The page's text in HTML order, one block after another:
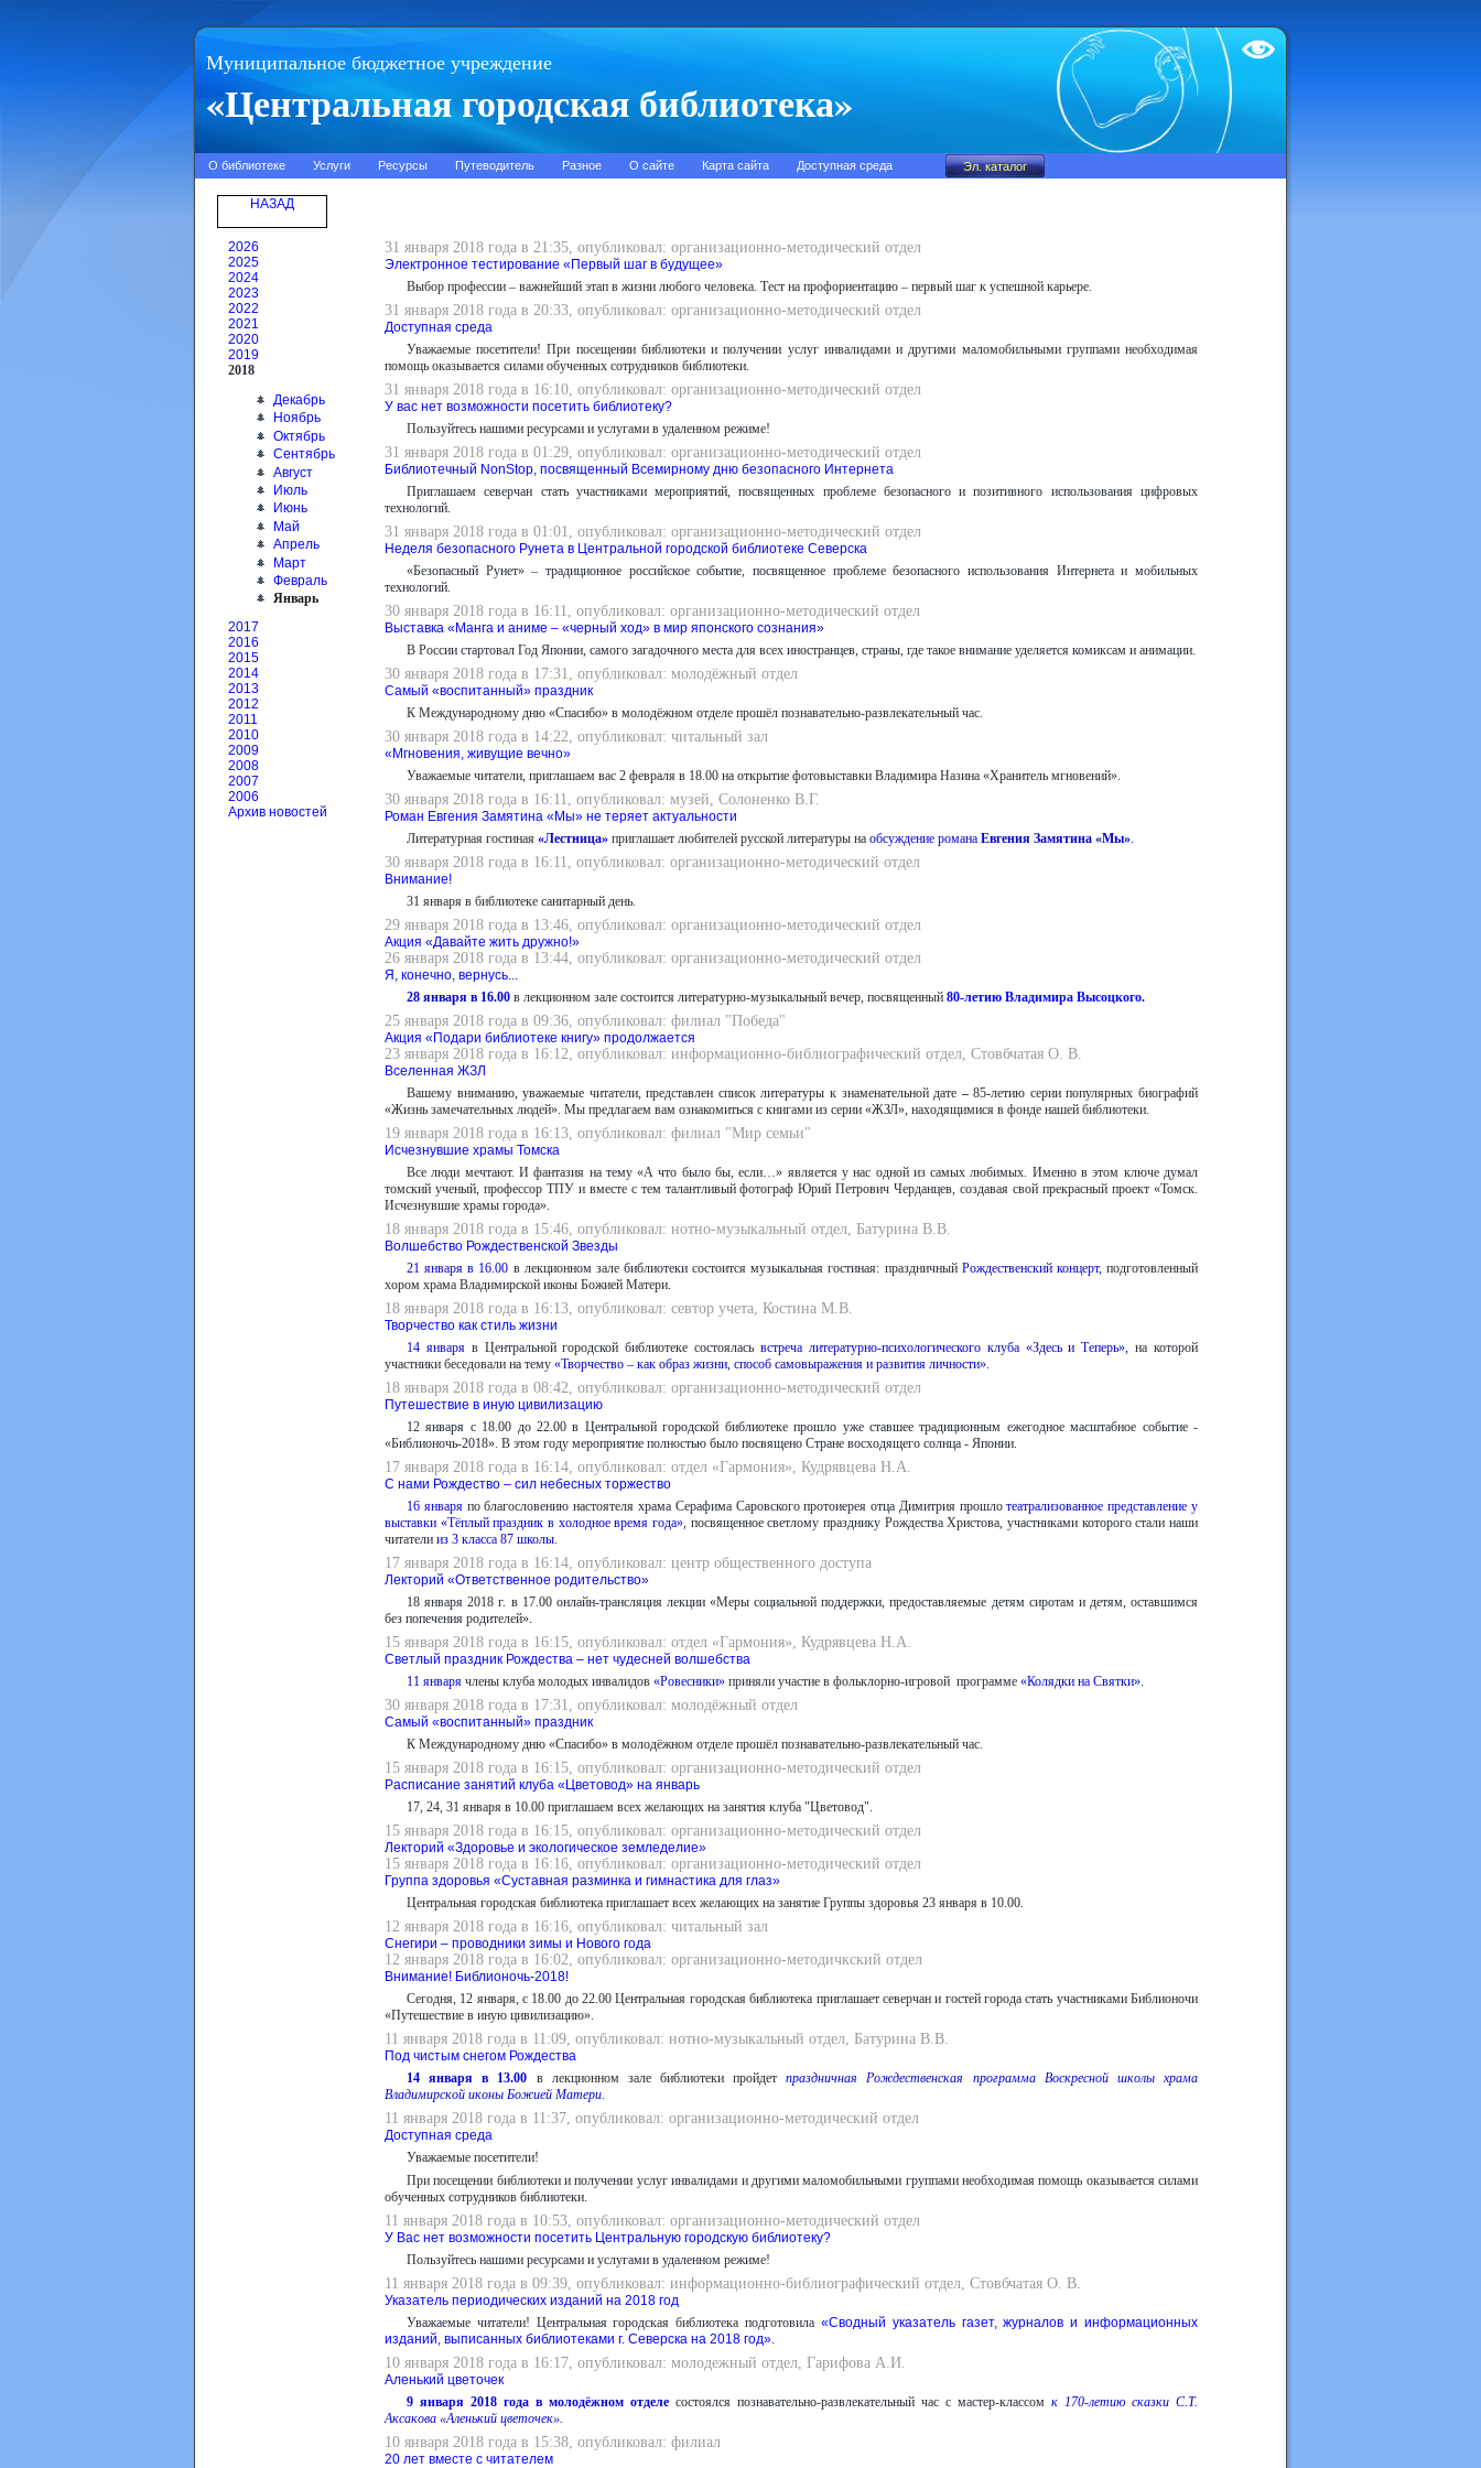
Муниципальное бюджетное учреждение
«Центральная городская библиотека»
Test
О библиотеке Услуги Ресурсы Путеводитель Разное О сайте Карта сайта Доступная среда
НАЗАД
2026
2025
2024
2023
2022
2021
2020
2019
2018
Декабрь
Ноябрь
Октябрь
Сентябрь
Август
Июль
Июнь
Май
Апрель
Март
Февраль
Январь
2017
2016
2015
2014
2013
2012
2011
2010
2009
2008
2007
2006
Архив новостей
31 января 2018 года в 21:35, опубликовал: организационно-методический отдел
Электронное тестирование «Первый шаг в будущее»
Выбор профессии – важнейший этап в жизни любого человека. Тест на профориентацию – первый шаг к успешной карьере.
31 января 2018 года в 20:33, опубликовал: организационно-методический отдел
Доступная среда
Уважаемые посетители! При посещении библиотеки и получении услуг инвалидами и другими маломобильными группами необходимая
помощь оказывается силами обученных сотрудников библиотеки.
31 января 2018 года в 16:10, опубликовал: организационно-методический отдел
У вас нет возможности посетить библиотеку?
Пользуйтесь нашими ресурсами и услугами в удаленном режиме!
31 января 2018 года в 01:29, опубликовал: организационно-методический отдел
Библиотечный NonStop, посвященный Всемирному дню безопасного Интернета
Приглашаем северчан стать участниками мероприятий, посвященных проблеме безопасного и позитивного использования цифровых
технологий.
31 января 2018 года в 01:01, опубликовал: организационно-методический отдел
Неделя безопасного Рунета в Центральной городской библиотеке Северска
«Безопасный Рунет» – традиционное российское событие, посвященное проблеме безопасного использования Интернета и мобильных
технологий.
30 января 2018 года в 16:11, опубликовал: организационно-методический отдел
Выставка «Манга и аниме – «черный ход» в мир японского сознания»
В России стартовал Год Японии, самого загадочного места для всех иностранцев, страны, где такое внимание уделяется комиксам и анимации.
30 января 2018 года в 17:31, опубликовал: молодёжный отдел
Самый «воспитанный» праздник
К Международному дню «Спасибо» в молодёжном отделе прошёл познавательно-развлекательный час.
30 января 2018 года в 14:22, опубликовал: читальный зал
«Мгновения, живущие вечно»
Уважаемые читатели, приглашаем вас 2 февраля в 18.00 на открытие фотовыставки Владимира Назина «Хранитель мгновений».
30 января 2018 года в 16:11, опубликовал: музей, Солоненко В.Г.
Роман Евгения Замятина «Мы» не теряет актуальности
Литературная гостиная «Лестница» приглашает любителей русской литературы на обсуждение романа Евгения Замятина «Мы».
30 января 2018 года в 16:11, опубликовал: организационно-методический отдел
Внимание!
31 января в библиотеке санитарный день.
29 января 2018 года в 13:46, опубликовал: организационно-методический отдел
Акция «Давайте жить дружно!»
26 января 2018 года в 13:44, опубликовал: организационно-методический отдел
Я, конечно, вернусь...
28 января в 16.00 в лекционном зале состоится литературно-музыкальный вечер, посвященный 80-летию Владимира Высоцкого.
25 января 2018 года в 09:36, опубликовал: филиал "Победа"
Акция «Подари библиотеке книгу» продолжается
23 января 2018 года в 16:12, опубликовал: информационно-библиографический отдел, Стовбчатая О. В.
Вселенная ЖЗЛ
Вашему вниманию, уважаемые читатели, представлен список литературы к знаменательной дате –85-летию серии популярных биографий
«Жизнь замечательных людей». Мы предлагаем вам ознакомиться с книгами из серии «ЖЗЛ», находящимися в фонде нашей библиотеки.
19 января 2018 года в 16:13, опубликовал: филиал "Мир семьи"
Исчезнувшие храмы Томска
Все люди мечтают. И фантазия на тему «А что было бы, если…» является у нас одной из самых любимых. Именно в этом ключе думал
томский ученый, профессор ТПУ и вместе с тем талантливый фотограф Юрий Петрович Черданцев, создавая свой прекрасный проект «Томск.
Исчезнувшие храмы города».
18 января 2018 года в 15:46, опубликовал: нотно-музыкальный отдел, Батурина В.В.
Волшебство Рождественской Звезды
21 января в 16.00 в лекционном зале библиотеки состоится музыкальная гостиная: праздничный Рождественский концерт,подготовленный
хором храма Владимирской иконы Божией Матери.
18 января 2018 года в 16:13, опубликовал: севтор учета, Костина М.В.
Творчество как стиль жизни
14 январяв Центральной городской библиотеке состояласьвстреча литературно-психологического клуба «Здесь и Теперь»,на которой
участники беседовали на тему «Творчество – как образ жизни, способ самовыражения и развития личности».
18 января 2018 года в 08:42, опубликовал: организационно-методический отдел
Путешествие в иную цивилизацию
12 января с 18.00 до 22.00 в Центральной городской библиотеке прошло уже ставшее традиционным ежегодное масштабное событие -
«Библионочь-2018». В этом году мероприятие полностью было посвящено Стране восходящего солнца - Японии.
17 января 2018 года в 16:14, опубликовал: отдел «Гармония», Кудрявцева Н.А.
С нами Рождество – сил небесных торжество
16 января по благословению настоятеля храма Серафима Саровского протоиерея отца Димитрия прошлотеатрализованное представление у
выставки «Тёплый праздник в холодное время года», посвященное светлому празднику Рождества Христова, участниками которого стали наши
читатели из 3 класса 87 школы.
17 января 2018 года в 16:14, опубликовал: центр общественного доступа
Лекторий «Ответственное родительство»
18 января 2018 г. в 17.00 онлайн-трансляция лекции «Меры социальной поддержки, предоставляемые детям сиротам и детям, оставшимся
без попечения родителей».
15 января 2018 года в 16:15, опубликовал: отдел «Гармония», Кудрявцева Н.А.
Светлый праздник Рождества – нет чудесней волшебства
11 января члены клуба молодых инвалидов «Ровесники» приняли участие в фольклорно-игровой программе «Колядки на Cвятки».
30 января 2018 года в 17:31, опубликовал: молодёжный отдел
Самый «воспитанный» праздник
К Международному дню «Спасибо» в молодёжном отделе прошёл познавательно-развлекательный час.
15 января 2018 года в 16:15, опубликовал: организационно-методический отдел
Расписание занятий клуба «Цветовод» на январь
17, 24, 31 января в 10.00 приглашаем всех желающих на занятия клуба "Цветовод".
15 января 2018 года в 16:15, опубликовал: организационно-методический отдел
Лекторий «Здоровье и экологическое земледелие»
15 января 2018 года в 16:16, опубликовал: организационно-методический отдел
Группа здоровья «Суставная разминка и гимнастика для глаз»
Центральная городская библиотека приглашает всех желающих на занятие Группы здоровья 23 января в 10.00.
12 января 2018 года в 16:16, опубликовал: читальный зал
Снегири – проводники зимы и Нового года
12 января 2018 года в 16:02, опубликовал: организационно-методичкский отдел
Внимание! Библионочь-2018!
Сегодня, 12 января, с 18.00 до 22.00 Центральная городская библиотека приглашает северчан и гостей города стать участниками Библионочи
«Путешествие в иную цивилизацию».
11 января 2018 года в 11:09, опубликовал: нотно-музыкальный отдел, Батурина В.В.
Под чистым снегом Рождества
14 января в 13.00 в лекционном зале библиотеки пройдетпраздничная Рождественская программа Воскресной школы храма
Владимирской иконы Божией Матери.
11 января 2018 года в 11:37, опубликовал: организационно-методический отдел
Доступная среда
Уважаемые посетители!
При посещении библиотеки и получении услуг инвалидами и другими маломобильными группами необходимая помощь оказывается силами
обученных сотрудников библиотеки.
11 января 2018 года в 10:53, опубликовал: организационно-методический отдел
У Вас нет возможности посетить Центральную городскую библиотеку?
Пользуйтесь нашими ресурсами и услугами в удаленном режиме!
11 января 2018 года в 09:39, опубликовал: информационно-библиографический отдел, Стовбчатая О. В.
Указатель периодических изданий на 2018 год
Уважаемые читатели! Центральная городская библиотека подготовила «Сводный указатель газет, журналов и информационных
изданий, выписанных библиотеками г. Северска на 2018 год».
10 января 2018 года в 16:17, опубликовал: молодежный отдел, Гарифова А.И.
Аленький цветочек
9 января 2018 года в молодёжном отделе состоялся познавательно-развлекательный час с мастер-классом к 170-летию сказки С.Т.
Аксакова «Аленький цветочек».
10 января 2018 года в 15:38, опубликовал: филиал
20 лет вместе с читателем